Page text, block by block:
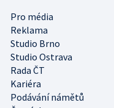
Pro média
Reklama
Studio Brno
Studio Ostrava
Rada ČT
Kariéra
Podávání námětů